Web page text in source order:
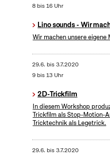
8 bis 16 Uhr
Lino sounds - Wir
Wir machen unsere eigene
29.6. bis3.7.2020
9 bis 13 Uhr
2D-Trickfilm
In diesem Workshop
Trickfilm als Stop-Motion-
Tricktechnik als Legetrick.
29.6. bis3.7.2020